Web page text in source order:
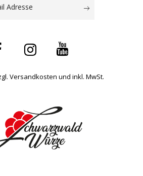
Versandkosten und inkl. MwSt.